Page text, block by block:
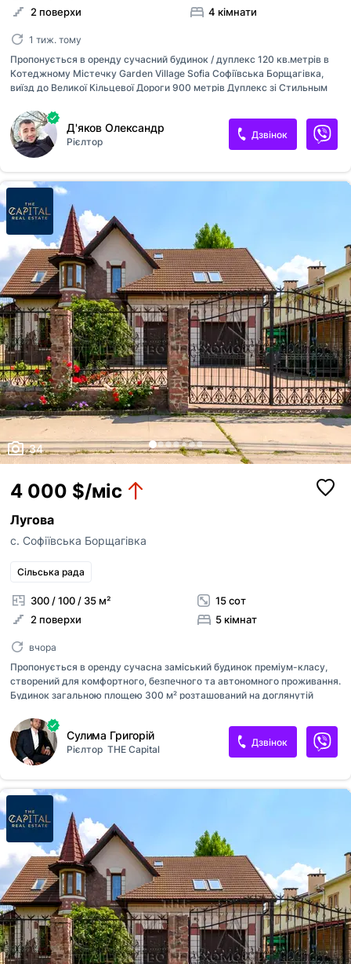
2 поверхи
4 кімнати
1 тиж. тому
Пропонується в оренду сучасний будинок / дуплекс 120 кв.метрів в
Котеджному Містечку Garden Village Sofia Софіївська Борщагівка,
виїзд до Великої Кільцевої Дороги 900 метрів Дуплекс зі Стильным
кімнати Всі централізовані комунікації Газ Світло Вода Каналізація Є
крита тераса Парко місце для 2 авто Містечко закритого типу
Дуплекс буде готовий до заселення через тиждень Є Відео огляд
Д'яков Олександр
Рієлтор
Дзвінок
34
4 000 $/міс
Лугова
с. Софіївська Борщагівка
Сільська рада
300 / 100 / 35 м²
2 поверхи
15 сот
5 кімнат
вчора
Пропонується в оренду сучасна заміський будинок преміум-класу,
створений для комфортного, безпечного та автономного проживання.
Будинок загальною площею 300 м² розташований на доглянутій
20–30 хвилин від центру міста, що дозволяє швидко дістатися до
урядового кварталу, дипломатичних представництв та ділового
центру столиці, водночас насолоджуючись тишею, приватністю та
комфортом заміського життя. Безпека та автономність — ключові
переваги Особливою перевагою резиденції є повноцінне
бомбосховище, збудоване у 2025 році відповідно до сучасних
стандартів безпеки. Сховище розташоване на території
домоволодіння та має прямий доступ...
Сулима Григорій
Рієлтор THE Capital
Дзвінок